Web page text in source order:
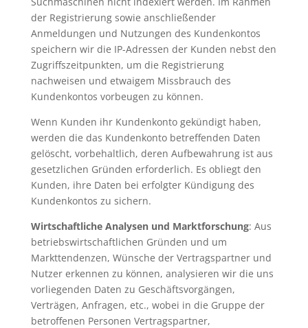
der Registrierung sowie anschließender
Anmeldungen und Nutzungen des Kundenkontos
speichern wir die IP-Adressen der Kunden nebst den
Zugriffszeitpunkten, um die Registrierung
nachweisen und etwaigem Missbrauch des
Kundenkontos vorbeugen zu können.
Wenn Kunden ihr Kundenkonto gekündigt haben,
werden die das Kundenkonto betreffenden Daten
gelöscht, vorbehaltlich, deren Aufbewahrung ist aus
gesetzlichen Gründen erforderlich. Es obliegt den
Kunden, ihre Daten bei erfolgter Kündigung des
Kundenkontos zu sichern.
Wirtschaftliche Analysen und Marktforschung: Aus
betriebswirtschaftlichen Gründen und um
Markttendenzen, Wünsche der Vertragspartner und
Nutzer erkennen zu können, analysieren wir die uns
vorliegenden Daten zu Geschäftsvorgängen,
Verträgen, Anfragen, etc., wobei in die Gruppe der
betroffenen Personen Vertragspartner,